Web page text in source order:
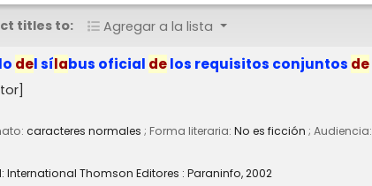
titles to: Agregar a la lista
del sílabus oficial delos requisitos conjuntos de
caracteres normales ; Forma literaria: No es ficción ; Audiencia:
International Thomson Editores : Paraninfo,2002